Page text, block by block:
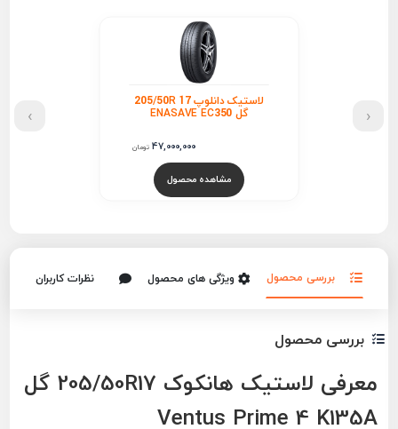
لاستیک دانلوپ 205/50R 17
گل ENASAVE EC350
47,000,000 تومان
مشاهده محصول
‹
›
بررسی محصول ویژگی های محصول نظرات کاربران
بررسی محصول
معرفی لاستیک هانکوک 205/50R17 گل
Ventus Prime 4 K135A